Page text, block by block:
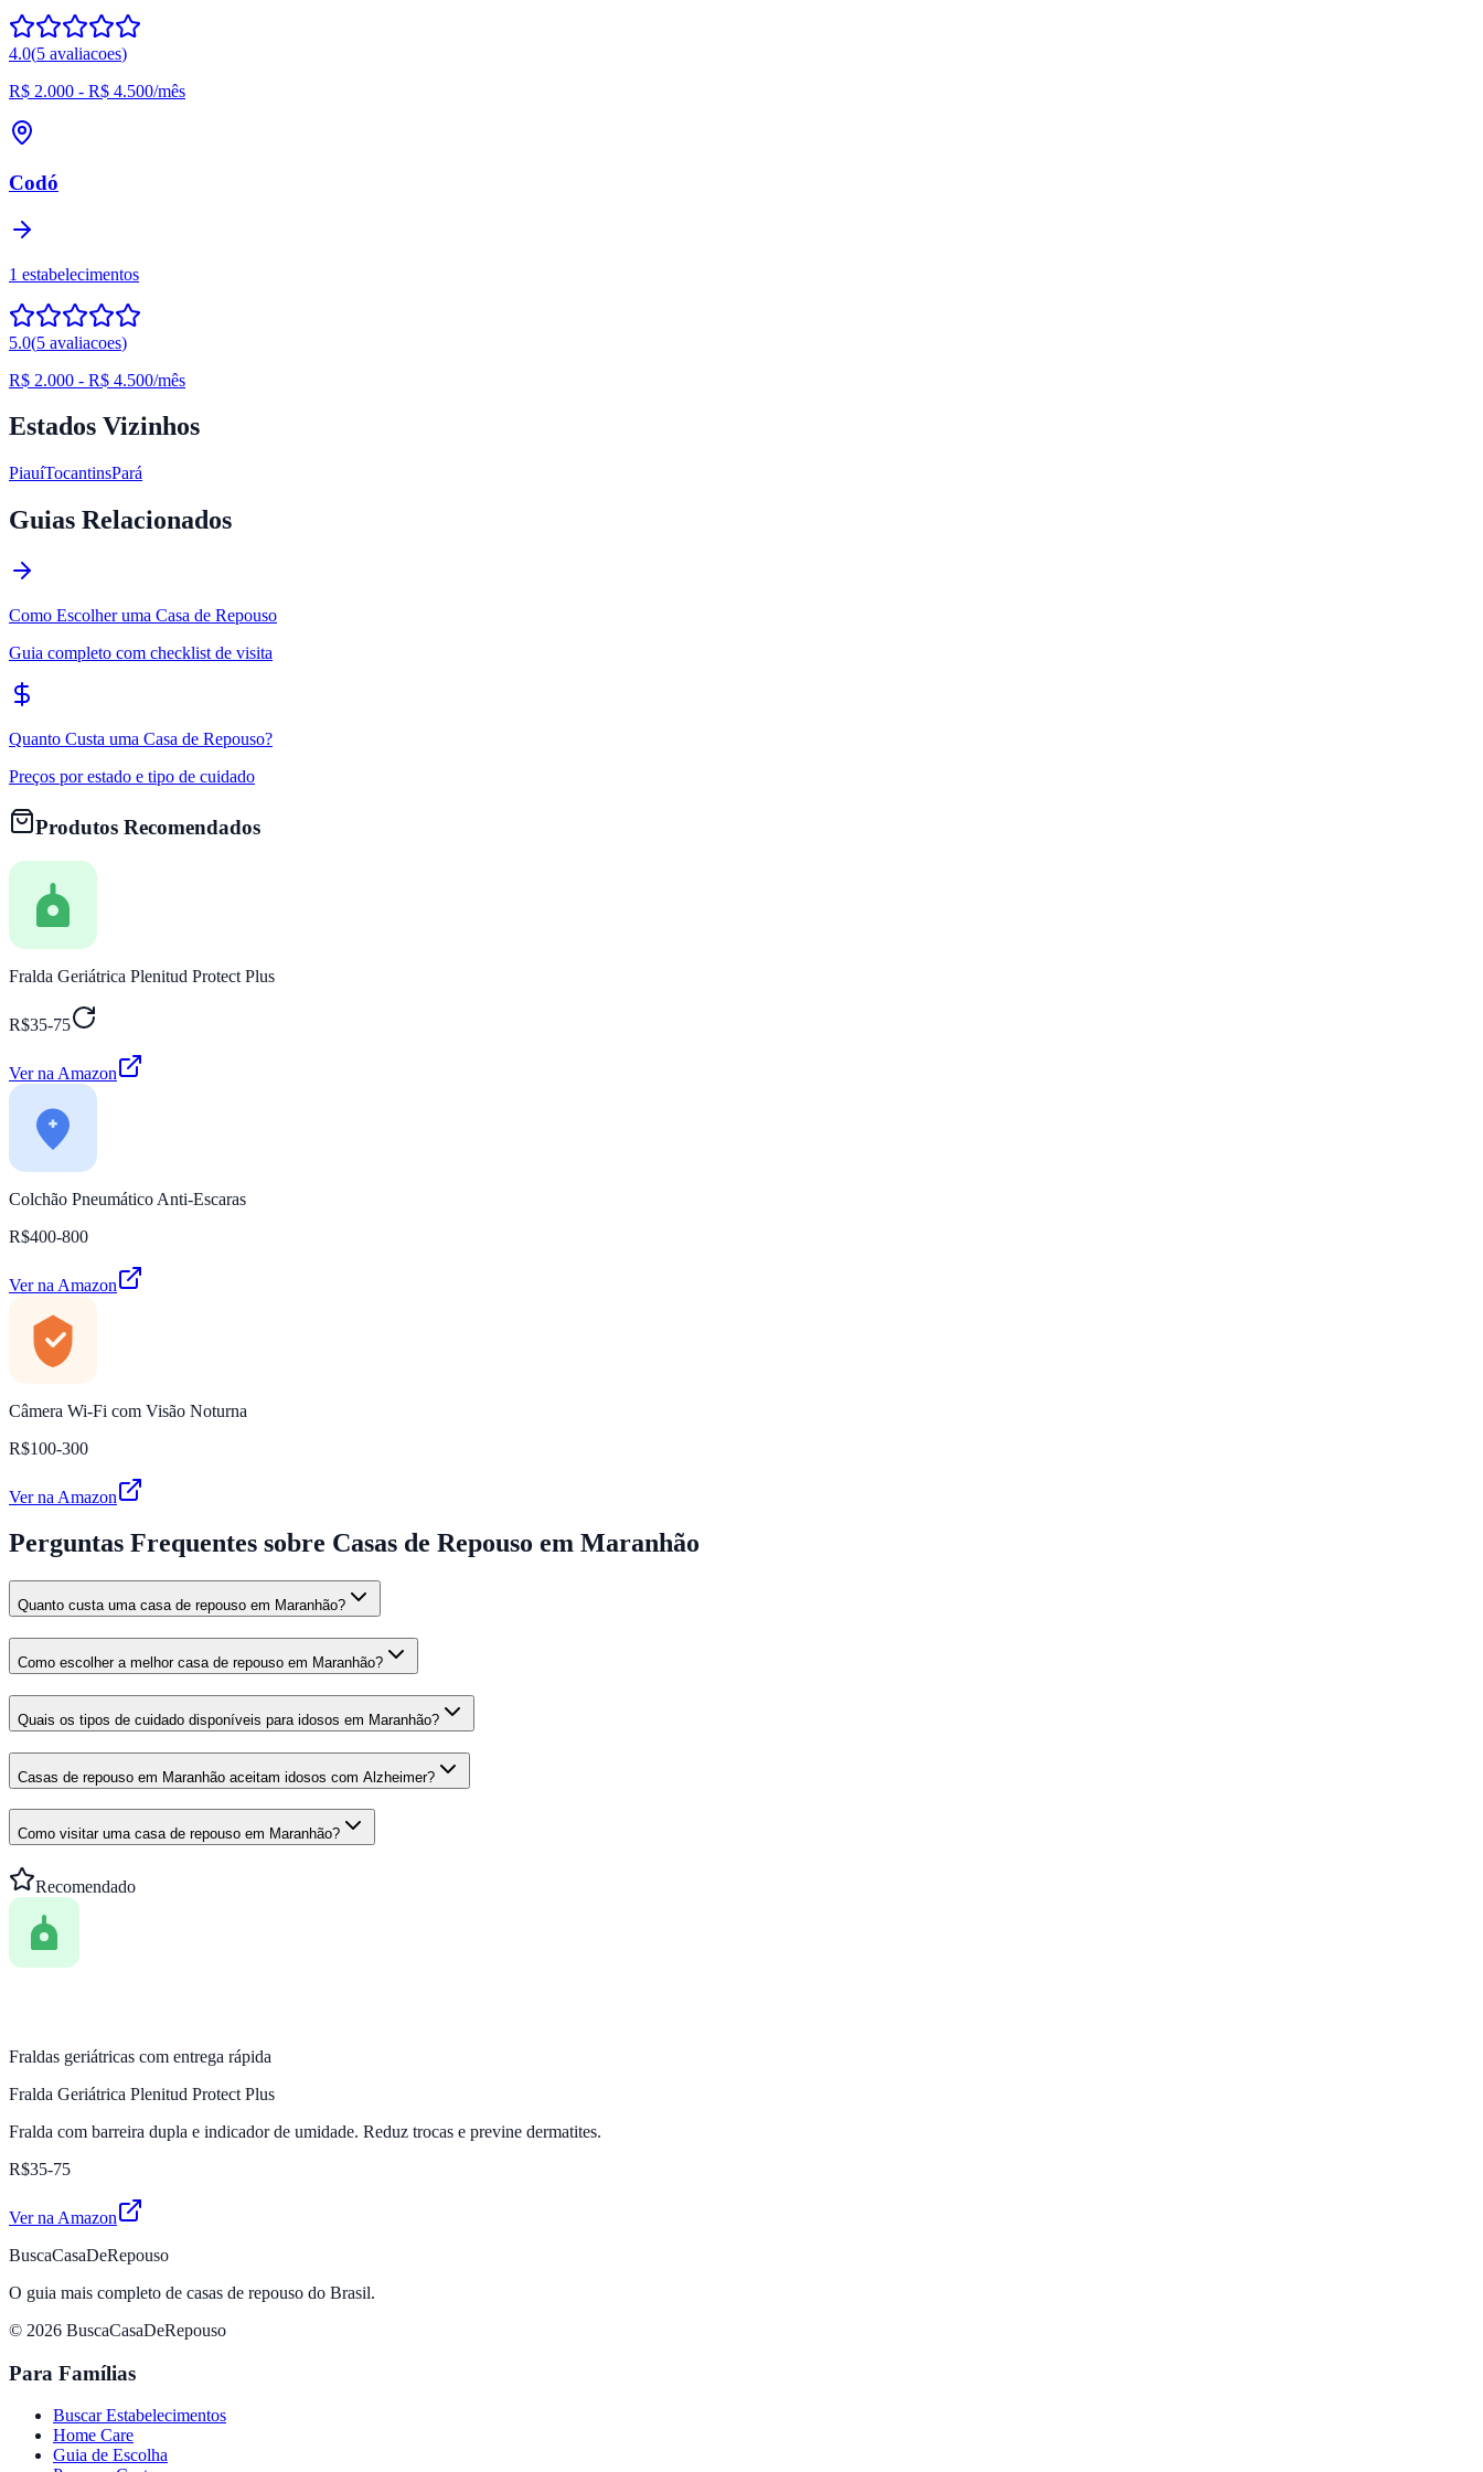
4.0(5 avaliacoes)
R$ 2.000 - R$ 4.500/mês
Codó
1 estabelecimentos
5.0(5 avaliacoes)
R$ 2.000 - R$ 4.500/mês
Estados Vizinhos
PiauíTocantinsPará
Guias Relacionados
Como Escolher uma Casa de Repouso
Guia completo com checklist de visita
Quanto Custa uma Casa de Repouso?
Preços por estado e tipo de cuidado
Produtos Recomendados
Fralda Geriátrica Plenitud Protect Plus
R$35-75
Ver na Amazon
Colchão Pneumático Anti-Escaras
R$400-800
Ver na Amazon
Câmera Wi-Fi com Visão Noturna
R$100-300
Ver na Amazon
Perguntas Frequentes sobre Casas de Repouso em Maranhão
Quanto custa uma casa de repouso em Maranhão?
Como escolher a melhor casa de repouso em Maranhão?
Quais os tipos de cuidado disponíveis para idosos em Maranhão?
Casas de repouso em Maranhão aceitam idosos com Alzheimer?
Como visitar uma casa de repouso em Maranhão?
Recomendado
Fraldas geriátricas com entrega rápida
Fralda Geriátrica Plenitud Protect Plus
Fralda com barreira dupla e indicador de umidade. Reduz trocas e previne dermatites.
R$35-75
Ver na Amazon
BuscaCasaDeRepouso
O guia mais completo de casas de repouso do Brasil.
© 2026 BuscaCasaDeRepouso
Para Famílias
Buscar Estabelecimentos
Home Care
Guia de Escolha